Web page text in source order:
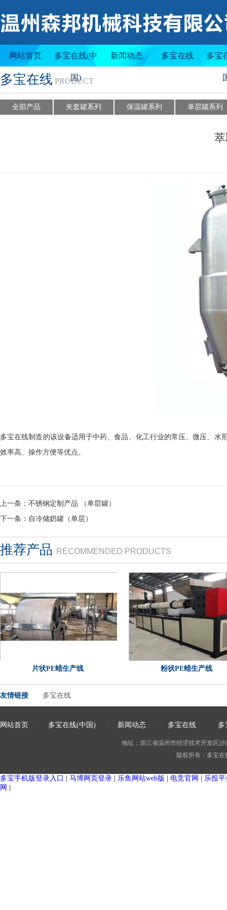
网站首页 多宝在线(中
国)
新闻动态 多宝在线 多宝
夹套罐系列 保温罐系列
多宝在线 PRODUCT
全部产品 夹套罐系列 保温罐系列 单层罐系列
多宝在线制造的该设备适用于中药、食品、化工行业的常压、微压、水
效率高、操作方便等优点。
上一条： 不锈钢定制产品 （单层罐）
下一条： 自冷储奶罐（单层）
推荐产品 RECOMMENDED PRODUCTS
片状PE蜡生产线 粉状PE蜡生产线
杀菌釜 （单层罐） 大型户外奶仓（单层）
友情链接 多宝在线
网站首页 多宝在线(中国) 新闻动态 多宝在线 多
地址：浙江省温州市经济技术开发
版权所有：多宝
多宝手机版登录入口 马博网页登录 乐鱼网站web版 电竞官网
乐投平
网